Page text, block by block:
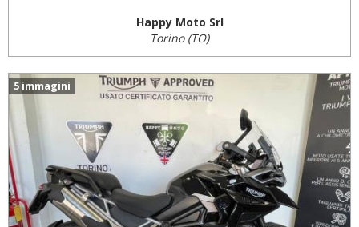
Happy Moto Srl
Torino (TO)
5 immagini